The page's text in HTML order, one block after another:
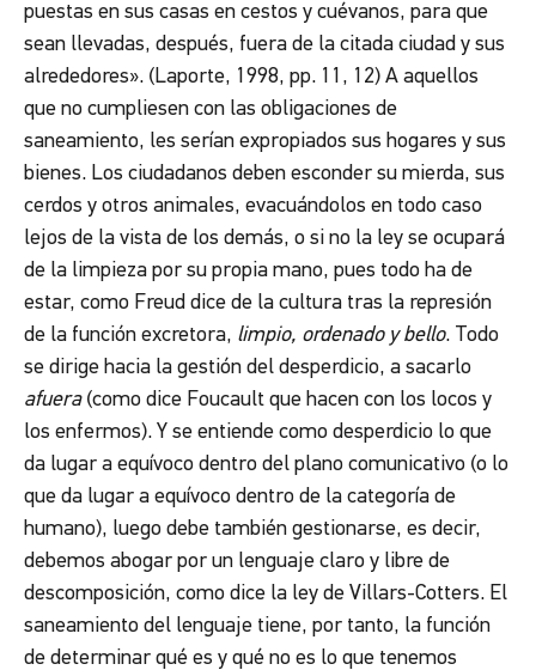
puestas en sus casas en cestos y cuévanos, para que
sean llevadas, después, fuera de la citada ciudad y sus
alrededores». (Laporte, 1998, pp. 11, 12) A aquellos
que no cumpliesen con las obligaciones de
saneamiento, les serían expropiados sus hogares y sus
bienes. Los ciudadanos deben esconder su mierda, sus
cerdos y otros animales, evacuándolos en todo caso
lejos de la vista de los demás, o si no la ley se ocupará
de la limpieza por su propia mano, pues todo ha de
estar, como Freud dice de la cultura tras la represión
de la función excretora, limpio, ordenado y bello. Todo
se dirige hacia la gestión del desperdicio, a sacarlo
afuera (como dice Foucault que hacen con los locos y
los enfermos). Y se entiende como desperdicio lo que
da lugar a equívoco dentro del plano comunicativo (o lo
que da lugar a equívoco dentro de la categoría de
humano), luego debe también gestionarse, es decir,
debemos abogar por un lenguaje claro y libre de
descomposición, como dice la ley de Villars-Cotters. El
saneamiento del lenguaje tiene, por tanto, la función
de determinar qué es y qué no es lo que tenemos